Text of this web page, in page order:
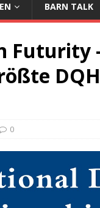
BARN TALK
Futurity
0